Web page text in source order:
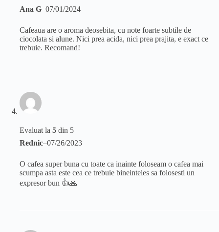
Ana G–07/01/2024
Cafeaua are o aroma deosebita, cu note foarte subtile de
ciocolata si alune. Nici prea acida, nici prea prajita, e exact ce
trebuie. Recomand!
Evaluat la 5 din 5
Rednic–07/26/2023
O cafea super buna cu toate ca inainte foloseam o cafea mai
scumpa asta este cea ce trebuie bineinteles sa folosesti un
expresor bun 👍🙏